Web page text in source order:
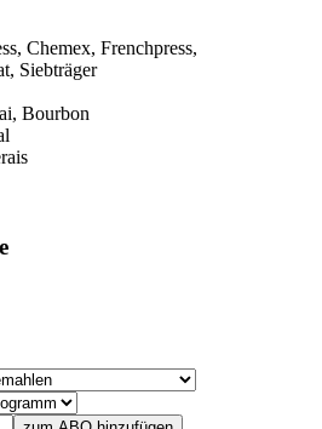
Chemex, Frenchpress,
Siebträger
Bourbon